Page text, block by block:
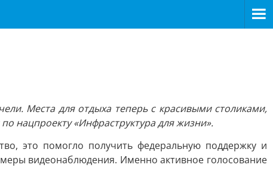
Места для отдыха теперь с красивыми столиками,
нацпроекту «Инфраструктура для жизни».
это помогло получить федеральную поддержку и
видеонаблюдения. Именно активное голосование